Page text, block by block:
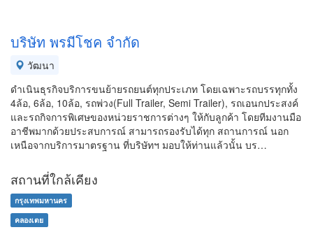
บริษัท พรมีโชค จำกัด
วัฒนา
ดำเนินธุรกิจบริการขนย้ายรถยนต์ทุกประเภท โดยเฉพาะรถบรรทุกทั้ง
4ล้อ, 6ล้อ, 10ล้อ, รถพ่วง(Full Trailer, Semi Trailer), รถเอนกประสงค์
และรถกิจการพิเศษของหน่วยราชการต่างๆ ให้กับลูกค้า โดยทีมงานมือ
อาชีพมากด้วยประสบการณ์ สามารถรองรับได้ทุก สถานการณ์ นอก
เหนือจากบริการมาตรฐาน ที่บริษัทฯ มอบให้ท่านแล้วนั้น บร…
สถานที่ใกล้เคียง
กรุงเทพมหานคร
คลองเตย